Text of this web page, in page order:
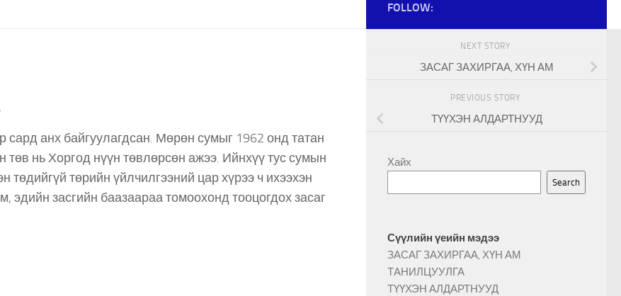
анх байгуулагдсан. Мөрөн сумыг 1962 онд татан
төв нь Хоргод нүүн төвлөрсөн ажээ. Ийнхүү тус сумын
төдийгүй төрийн үйлчилгээний цар хүрээ ч ихээхэн
эдийн засгийн баазаараа томоохонд тооцогдох засаг
FOLLOW:
NEXT STORY
ЗАСАГ ЗАХИРГАА, ХҮН АМ
PREVIOUS STORY
ТҮҮХЭН АЛДАРТНУУД
Хайх
Search
Сүүлийн үеийн мэдээ
ЗАСАГ ЗАХИРГАА, ХҮН АМ
ТАНИЛЦУУЛГА
ТҮҮХЭН АЛДАРТНУУД